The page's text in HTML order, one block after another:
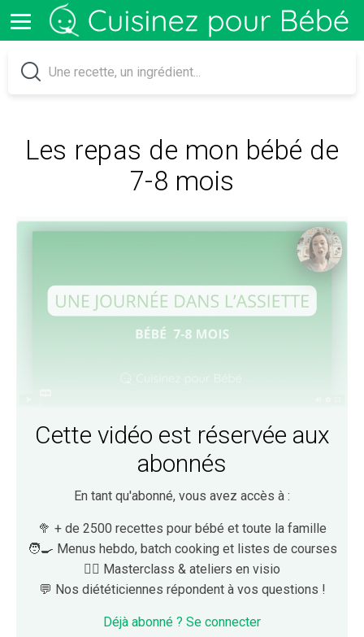
Les repas de mon bébé de
7-8 mois​
Cette vidéo est réservée aux
abonnés
En tant qu'abonné, vous avez accès à :
🥦 + de 2500 recettes pour bébé et toute la famille
🧑‍🍳 Menus hebdo, batch cooking et listes de courses
👩‍⚕️ Masterclass & ateliers en visio
💬 Nos diététiciennes répondent à vos questions !
Déjà abonné ? Se connecter